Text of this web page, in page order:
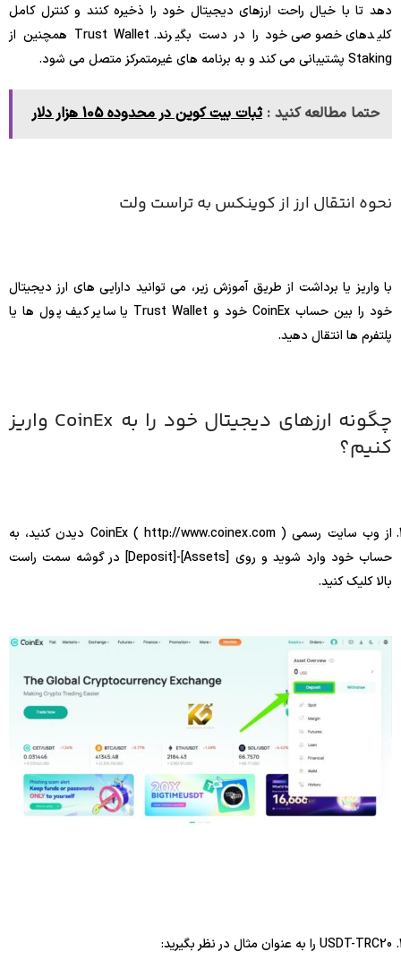
دهد تا با خیال راحت ارزهای دیجیتال خود را ذخیره کنند و کنترل کامل
کلیدهای خصوصی خود را در دست بگیرند. Trust Wallet همچنین از
Staking پشتیبانی می کند و به برنامه های غیرمتمرکز متصل می شود.
حتما مطالعه کنید : ثبات بیت کوین در محدوده 105 هزار دلار
نحوه انتقال ارز از کوینکس به تراست ولت
با واریز یا برداشت از طریق آموزش زیر، می توانید دارایی های ارز دیجیتال
خود را بین حساب CoinEx خود و Trust Wallet یا سایر کیف پول ها یا
پلتفرم ها انتقال دهید.
چگونه ارزهای دیجیتال خود را به CoinEx واریز
کنیم؟
از وب سایت رسمی CoinEx ( http://www.coinex.com ) دیدن کنید، به
حساب خود وارد شوید و روی [Assets]-[Deposit] در گوشه سمت راست
بالا کلیک کنید.
USDT-TRC20 را به عنوان مثال در نظر بگیرید: